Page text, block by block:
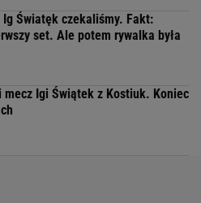
Ig Światęk czekaliśmy. Fakt:
set. Ale potem rywalka była
mecz Igi Świątek z Kostiuk. Koniec